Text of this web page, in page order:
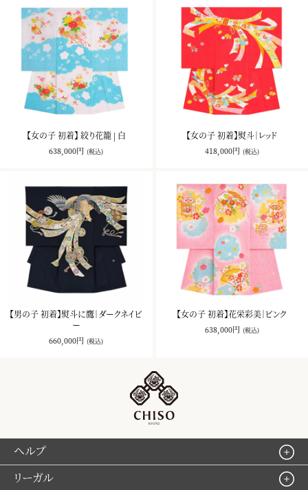
【女の子 初着】 絞り花籠 | 白
638,000円 (税込)
【女の子 初着】熨斗｜レッド
418,000円 (税込)
【男の子 初着】熨斗に鷹｜ダークネイビ
ー
660,000円 (税込)
【女の子 初着】花栄彩美｜ピンク
638,000円 (税込)
ヘルプ
リーガル